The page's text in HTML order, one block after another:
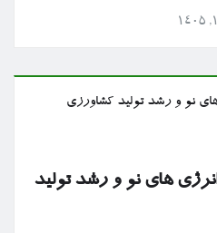
خط رند ۹۱۲؛ انرژی های نو و رشد تولید